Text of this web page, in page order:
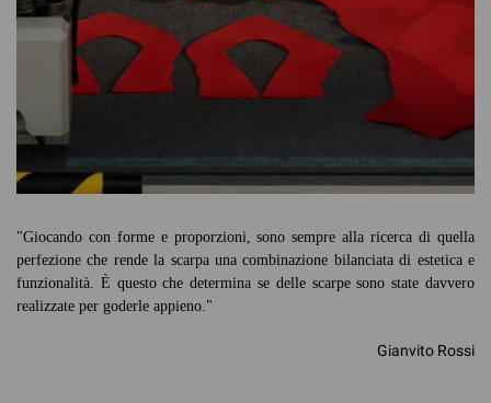
"Giocando con forme e proporzioni, sono sempre alla ricerca di quella
perfezione che rende la scarpa una combinazione bilanciata di estetica e
funzionalità. È questo che determina se delle scarpe sono state davvero
realizzate per goderle appieno."
Gianvito Rossi